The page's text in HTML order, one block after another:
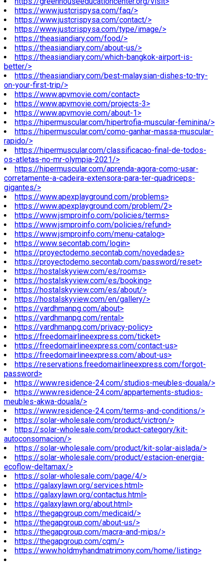
https://www.justcrispysa.com/faq/>
https://www.justcrispysa.com/contact/>
https://www.justcrispysa.com/type/image/>
https://theasiandiary.com/food/>
https://theasiandiary.com/about-us/>
https://theasiandiary.com/which-bangkok-airport-is-
better/>
https://theasiandiary.com/best-malaysian-dishes-to-try-
on-your-first-trip/>
https://www.apvmovie.com/contact>
https://www.apvmovie.com/projects-3>
https://www.apvmovie.com/about-1>
https://hipermuscular.com/hipertrofia-muscular-feminina/>
https://hipermuscular.com/como-ganhar-massa-muscular-
rapido/>
https://hipermuscular.com/classificacao-final-de-todos-
os-atletas-no-mr-olympia-2021/>
https://hipermuscular.com/aprenda-agora-como-usar-
corretamente-a-cadeira-extensora-para-ter-quadriceps-
gigantes/>
https://www.apexplayground.com/problems>
https://www.apexplayground.com/problem/2>
https://www.jsmproinfo.com/policies/terms>
https://www.jsmproinfo.com/policies/refund>
https://www.jsmproinfo.com/menu-catalog>
https://www.secontab.com/login>
https://proyectodemo.secontab.com/novedades>
https://proyectodemo.secontab.com/password/reset>
https://hostalskyview.com/es/rooms>
https://hostalskyview.com/es/booking>
https://hostalskyview.com/es/about/>
https://hostalskyview.com/en/gallery/>
https://vardhmanpg.com/about>
https://vardhmanpg.com/rental>
https://vardhmanpg.com/privacy-policy>
https://freedomairlineexpress.com/ticket>
https://freedomairlineexpress.com/contact-us>
https://freedomairlineexpress.com/about-us>
https://reservations.freedomairlineexpress.com/forgot-
password>
https://www.residence-24.com/studios-meubles-douala/>
https://www.residence-24.com/appartements-studios-
meubles-akwa-douala/>
https://www.residence-24.com/terms-and-conditions/>
https://solar-wholesale.com/product/victron/>
https://solar-wholesale.com/product-category/kit-
autoconsomacion/>
https://solar-wholesale.com/product/kit-solar-aislada/>
https://solar-wholesale.com/product/estacion-energia-
ecoflow-deltamax/>
https://solar-wholesale.com/page/4/>
https://galaxylawn.org/services.html>
https://galaxylawn.org/contactus.html>
https://galaxylawn.org/about.html>
https://thegapgroup.com/medicaid/>
https://thegapgroup.com/about-us/>
https://thegapgroup.com/macra-and-mips/>
https://thegapgroup.com/cqm/>
https://www.holdmyhandmatrimony.com/home/listing>